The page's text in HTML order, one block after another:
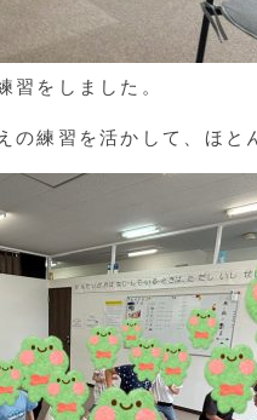
習をしました。
の練習を活かして、ほ